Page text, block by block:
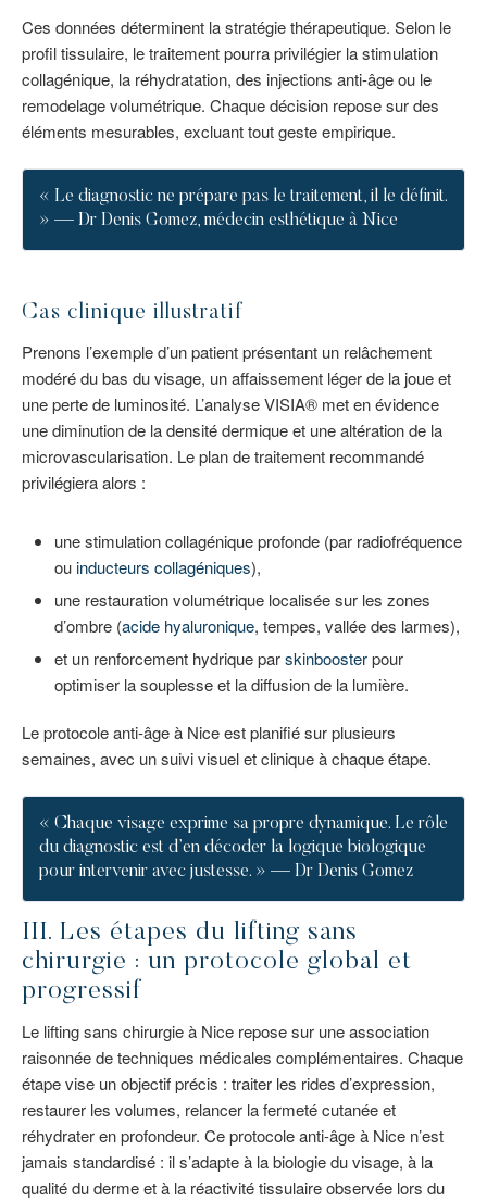
Ces données déterminent la stratégie thérapeutique. Selon le
profil tissulaire, le traitement pourra privilégier la stimulation
collagénique, la réhydratation, des injections anti-âge ou le
remodelage volumétrique. Chaque décision repose sur des
éléments mesurables, excluant tout geste empirique.
« Le diagnostic ne prépare pas le traitement, il le définit.
» — Dr Denis Gomez, médecin esthétique à Nice
Cas clinique illustratif
Prenons l’exemple d’un patient présentant un relâchement
modéré du bas du visage, un affaissement léger de la joue et
une perte de luminosité. L’analyse VISIA® met en évidence
une diminution de la densité dermique et une altération de la
microvascularisation. Le plan de traitement recommandé
privilégiera alors :
une stimulation collagénique profonde (par radiofréquence
ouinducteurs collagéniques),
une restauration volumétrique localisée sur les zones
d’ombre (acide hyaluronique, tempes, vallée des larmes),
et un renforcement hydrique parskinboosterpour
optimiser la souplesse et la diffusion de la lumière.
Le protocole anti-âge à Nice est planifié sur plusieurs
semaines, avec un suivi visuel et clinique à chaque étape.
« Chaque visage exprime sa propre dynamique. Le rôle
du diagnostic est d’en décoder la logique biologique
pour intervenir avec justesse. » — Dr Denis Gomez
III. Les étapes du lifting sans
chirurgie : un protocole global et
progressif
Le lifting sans chirurgie à Nice repose sur une association
raisonnée de techniques médicales complémentaires. Chaque
étape vise un objectif précis : traiter les rides d’expression,
restaurer les volumes, relancer la fermeté cutanée et
réhydrater en profondeur. Ce protocole anti-âge à Nice n’est
jamais standardisé : il s’adapte à la biologie du visage, à la
qualité du derme et à la réactivité tissulaire observée lors du